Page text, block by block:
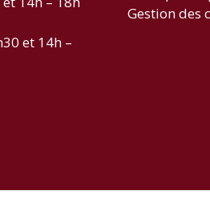
et 14h –
Gestion des